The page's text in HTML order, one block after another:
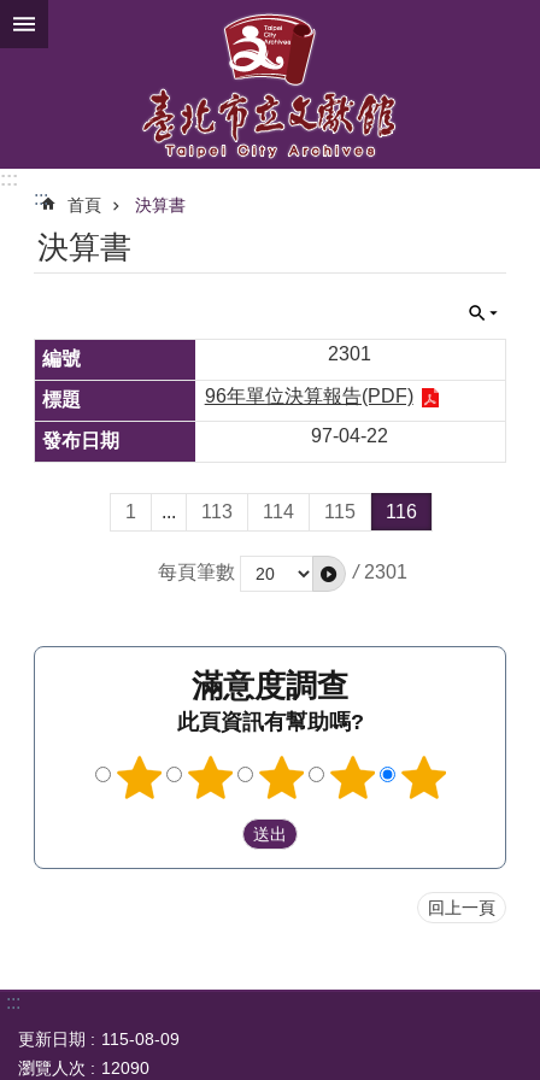
跳到主要內容區塊
:::
:::
首頁 決算書
決算書
2301
96年單位決算報告(PDF)
97-04-22
1 ... 113 114 115 116
每頁筆數 / 2301
滿意度調查
此頁資訊有幫助嗎?
回上一頁
:::
更新日期
115-08-09
瀏覽人次
12090